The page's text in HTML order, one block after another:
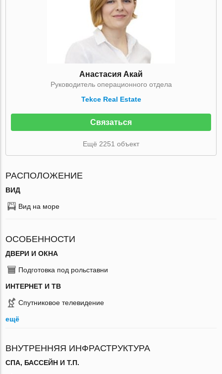
Анастасия Акай
Руководитель операционного отдела
Tekce Real Estate
Связаться
Ещё 2251 объект
РАСПОЛОЖЕНИЕ
ВИД
Вид на море
ОСОБЕННОСТИ
ДВЕРИ И ОКНА
Подготовка под рольставни
ИНТЕРНЕТ И ТВ
Спутниковое телевидение
ещё
ВНУТРЕННЯЯ ИНФРАСТРУКТУРА
СПА, БАССЕЙН И Т.П.